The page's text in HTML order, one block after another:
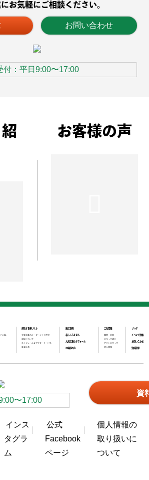
お気軽にご相談ください。
お問い合わせ
付：平日9:00〜17:00
お客様の声
よ風」
成功する家づくり
大栄工業のオーダーメイド住宅
保証について
スケジュール＆アフターサービス
資金計画
施工事例
暮らし方を見る
大栄工業のリフォーム
お客様の声
会社情報
概要・沿革
スタッフ紹介
アクセスマップ
求人情報
ブログ
イベント情報
お問い合わせ
資料請求
〜17:00
資
インス
タグラ
ム
公式
Facebook
ページ
個人情報の
取り扱いに
ついて